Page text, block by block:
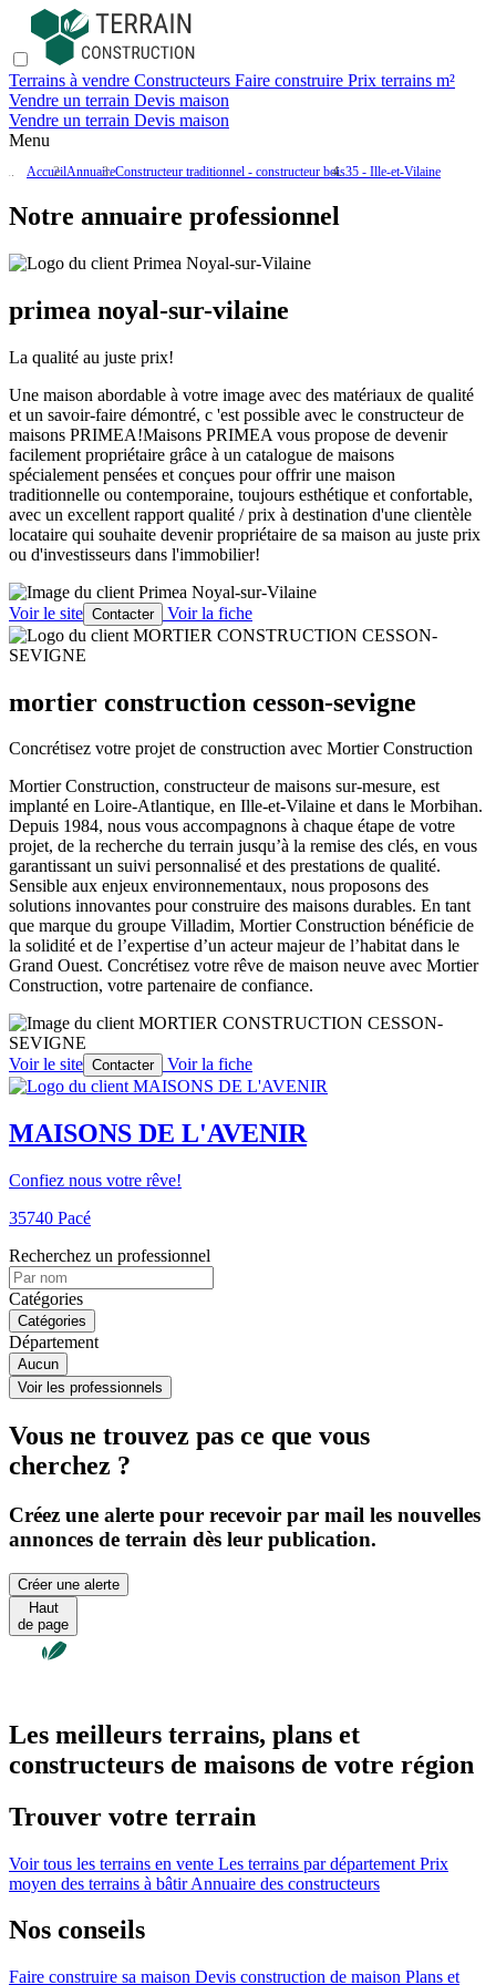
Terrains à vendre Constructeurs Faire construire Prix terrains m²
Vendre un terrain Devis maison
Vendre un terrain Devis maison
Menu
AccueilAnnuaireConstructeur traditionnel - constructeur bois35 - Ille-et-Vilaine
Notre annuaire professionnel
primea noyal-sur-vilaine
La qualité au juste prix!
Une maison abordable à votre image avec des matériaux de qualité
et un savoir-faire démontré, c 'est possible avec le constructeur de
maisons PRIMEA!Maisons PRIMEA vous propose de devenir
facilement propriétaire grâce à un catalogue de maisons
spécialement pensées et conçues pour offrir une maison
traditionnelle ou contemporaine, toujours esthétique et confortable,
avec un excellent rapport qualité / prix à destination d'une clientèle
locataire qui souhaite devenir propriétaire de sa maison au juste prix
ou d'investisseurs dans l'immobilier!
Voir le site Contacter Voir la fiche
mortier construction cesson-sevigne
Concrétisez votre projet de construction avec Mortier Construction
Mortier Construction, constructeur de maisons sur-mesure, est
implanté en Loire-Atlantique, en Ille-et-Vilaine et dans le Morbihan.
Depuis 1984, nous vous accompagnons à chaque étape de votre
projet, de la recherche du terrain jusqu’à la remise des clés, en vous
garantissant un suivi personnalisé et des prestations de qualité.
Sensible aux enjeux environnementaux, nous proposons des
solutions innovantes pour construire des maisons durables. En tant
que marque du groupe Villadim, Mortier Construction bénéficie de
la solidité et de l’expertise d’un acteur majeur de l’habitat dans le
Grand Ouest. Concrétisez votre rêve de maison neuve avec Mortier
Construction, votre partenaire de confiance.
Voir le site Contacter Voir la fiche
MAISONS DE L'AVENIR
Confiez nous votre rêve!
35740 Pacé
Recherchez un professionnel
Catégories
Catégories
Département
Aucun
Voir les professionnels
Vous ne trouvez pas ce que vous
cherchez ?
Créez une alerte pour recevoir par mail les nouvelles
annonces de terrain dès leur publication.
Créer une alerte
Haut
de page
Les meilleurs terrains, plans et
constructeurs de maisons de votre région
Trouver votre terrain
Voir tous les terrains en vente Les terrains par département Prix
moyen des terrains à bâtirAnnuaire des constructeurs
Nos conseils
Faire construire sa maison Devis construction de maison Plans et